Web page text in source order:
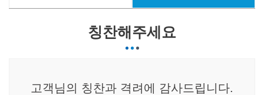
칭찬해주세요
고객님의 칭찬과 격려에 감사드립니다.